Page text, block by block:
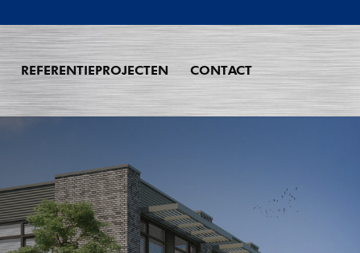
REFERENTIEPROJECTEN CONTACT